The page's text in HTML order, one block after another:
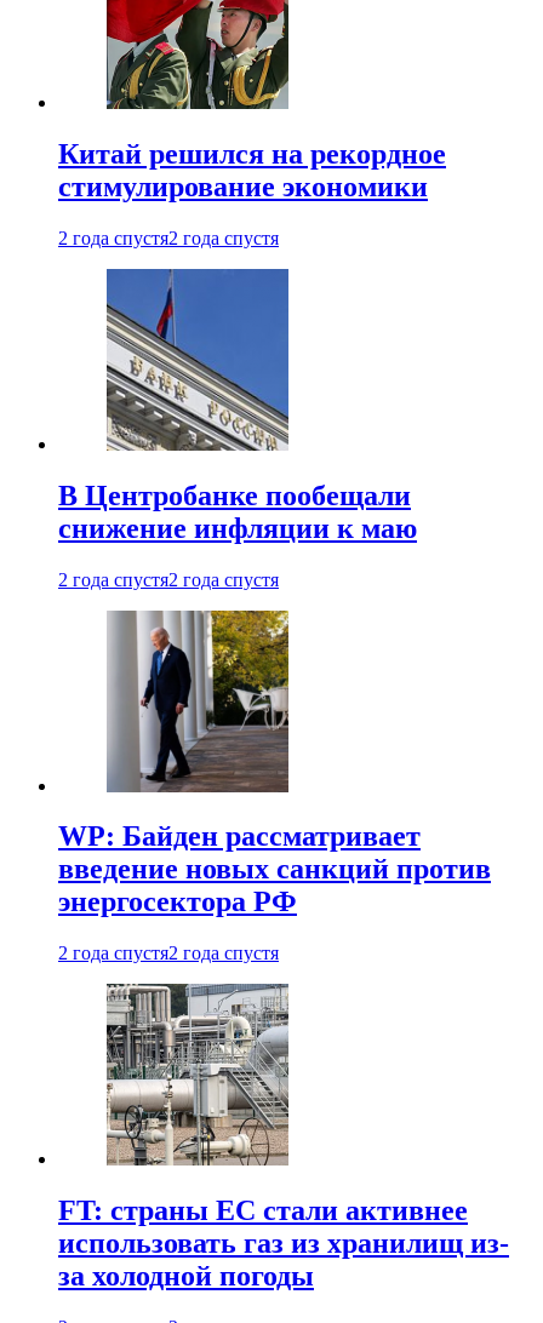
Китай решился на рекордное
стимулирование экономики
2 года спустя2 года спустя
В Центробанке пообещали
снижение инфляции к маю
2 года спустя2 года спустя
WP: Байден рассматривает
введение новых санкций против
энергосектора РФ
2 года спустя2 года спустя
FT: страны ЕС стали активнее
использовать газ из хранилищ из-
за холодной погоды